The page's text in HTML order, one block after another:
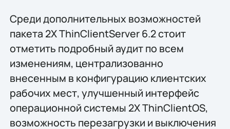
Среди дополнительных возможностей
пакета 2X ThinClientServer 6.2 стоит
отметить подробный аудит по всем
изменениям, централизованно
внесенным в конфигурацию клиентских
рабочих мест, улучшенный интерфейс
операционной системы 2X ThinClientOS,
возможность перезагрузки и выключения